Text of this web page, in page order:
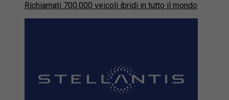
Richiamati 700.000 veicoli ibridi in tutto il mondo